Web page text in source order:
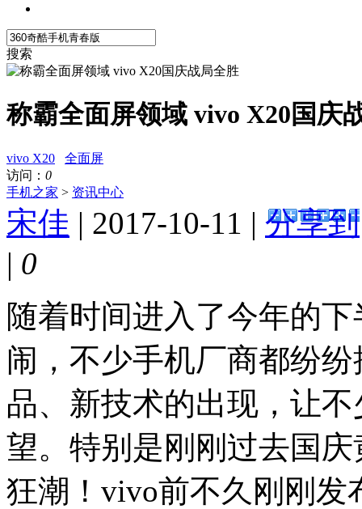
搜索
称霸全面屏领域 vivo X20国庆
vivo X20
全面屏
访问： 0
手机之家 > 资讯中心
宋佳 | 2017-10-11 | 分享到
| 0
随着时间进入了今年的
闹，不少手机厂商都纷
品、新技术的出现，让
望。特别是刚刚过去国
狂潮！vivo前不久刚刚